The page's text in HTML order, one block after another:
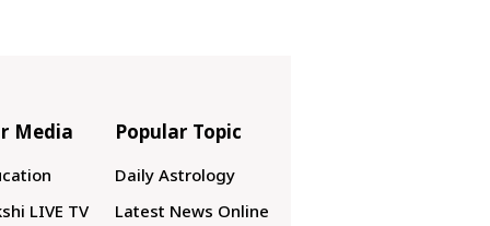
Media
LIVE TV
Popular Topic
Daily Astrology
Latest News Online